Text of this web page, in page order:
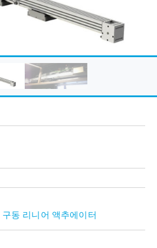
구동 리니어 액추에이터